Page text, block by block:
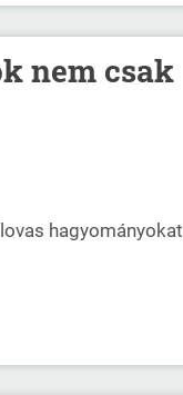
nem csak
hagyományokat